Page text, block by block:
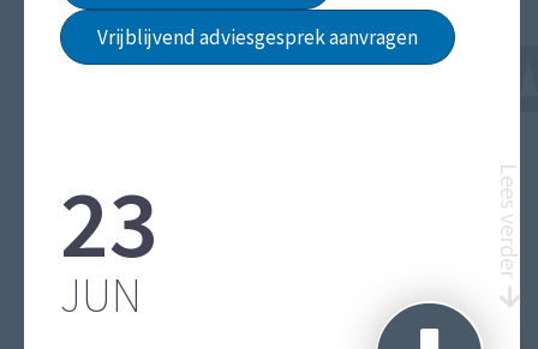
Vrijblijvend adviesgesprek aanvragen
23
JUN
Lees verder
OVER